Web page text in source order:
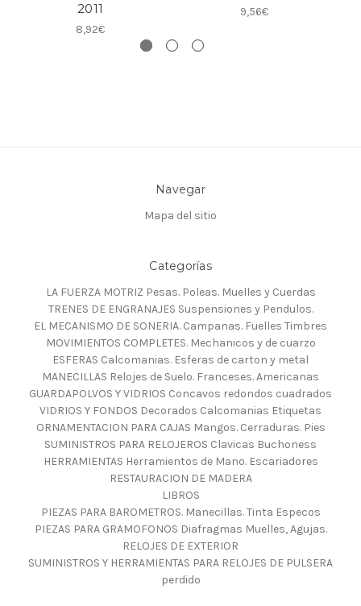
2011
8,92€
9,56€
Navegar
Mapa del sitio
Categorías
LA FUERZA MOTRIZ Pesas. Poleas. Muelles y Cuerdas
TRENES DE ENGRANAJES Suspensiones y Pendulos.
EL MECANISMO DE SONERIA. Campanas. Fuelles Timbres
MOVIMIENTOS COMPLETES. Mechanicos y de cuarzo
ESFERAS Calcomanias. Esferas de carton y metal
MANECILLAS Relojes de Suelo. Franceses. Americanas
GUARDAPOLVOS Y VIDRIOS Concavos redondos cuadrados
VIDRIOS Y FONDOS Decorados Calcomanias Etiquetas
ORNAMENTACION PARA CAJAS Mangos. Cerraduras. Pies
SUMINISTROS PARA RELOJEROS Clavicas Buchoness
HERRAMIENTAS Herramientos de Mano. Escariadores
RESTAURACION DE MADERA
LIBROS
PIEZAS PARA BAROMETROS. Manecillas. Tinta Especos
PIEZAS PARA GRAMOFONOS Diafragmas Muelles, Agujas.
RELOJES DE EXTERIOR
SUMINISTROS Y HERRAMIENTAS PARA RELOJES DE PULSERA
perdido